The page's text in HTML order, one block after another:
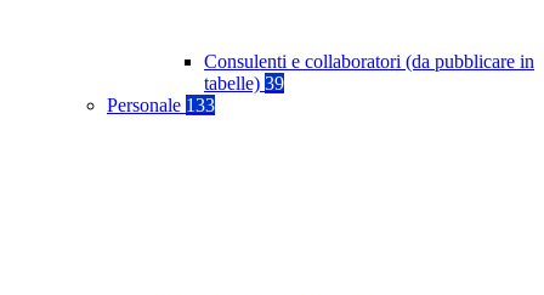
Consulenti e collaboratori (da pubblicare in
tabelle) 39
Personale 133